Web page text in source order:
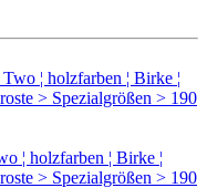
¦ holzfarben ¦ Birke ¦
> Spezialgrößen > 190